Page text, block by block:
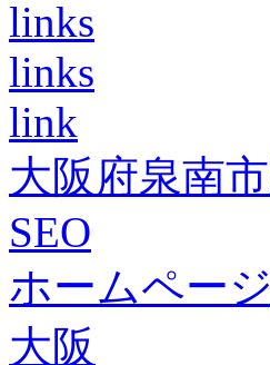
links
links
link
大阪府泉南
SEO
ホームページ
大阪